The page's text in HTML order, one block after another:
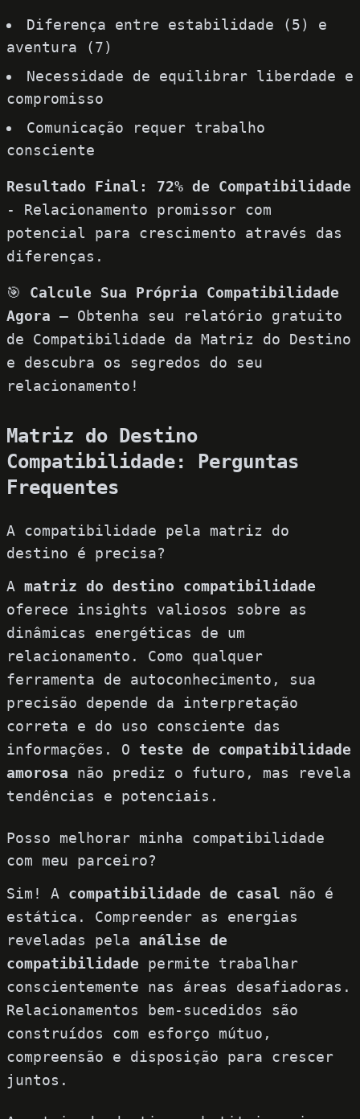
Diferença entre estabilidade (5) e
aventura (7)
Necessidade de equilibrar liberdade e
compromisso
Comunicação requer trabalho
consciente
Resultado Final: 72% de Compatibilidade
- Relacionamento promissor com
potencial para crescimento através das
diferenças.
🎯 Calcule Sua Própria Compatibilidade
Agora – Obtenha seu relatório gratuito
de Compatibilidade da Matriz do Destino
e descubra os segredos do seu
relacionamento!
Matriz do Destino
Compatibilidade: Perguntas
Frequentes
A compatibilidade pela matriz do
destino é precisa?
A matriz do destino compatibilidade
oferece insights valiosos sobre as
dinâmicas energéticas de um
relacionamento. Como qualquer
ferramenta de autoconhecimento, sua
precisão depende da interpretação
correta e do uso consciente das
informações. O teste de compatibilidade
amorosa não prediz o futuro, mas revela
tendências e potenciais.
Posso melhorar minha compatibilidade
com meu parceiro?
Sim! A compatibilidade de casal não é
estática. Compreender as energias
reveladas pela análise de
compatibilidade permite trabalhar
conscientemente nas áreas desafiadoras.
Relacionamentos bem-sucedidos são
construídos com esforço mútuo,
compreensão e disposição para crescer
juntos.